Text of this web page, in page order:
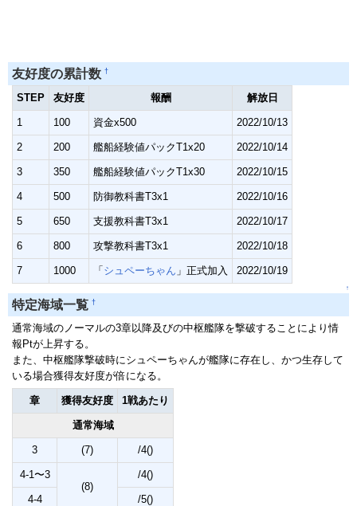
友好度の累計数 †
STEP 友好度 報酬 解放日
1 100 資金x500 2022/10/13
2 200 艦船経験値パックT1x20 2022/10/14
3 350 艦船経験値パックT1x30 2022/10/15
4 500 防御教科書T3x1 2022/10/16
5 650 支援教科書T3x1 2022/10/17
6 800 攻撃教科書T3x1 2022/10/18
7 1000 「 シュペーちゃん 」正式加入 2022/10/19
↑
特定海域一覧 †
通常海域のノーマルの3章以降及びの中枢艦隊を撃破することにより情
報Ptが上昇する。
また、中枢艦隊撃破時にシュペーちゃんが艦隊に存在し、かつ生存して
いる場合獲得友好度が倍になる。
章 獲得友好度 1戦あたり
通常海域
3 (7) /4()
4-1〜3
(8)
/4()
4-4 /5()